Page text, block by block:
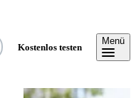
Kostenlos testen
Menü